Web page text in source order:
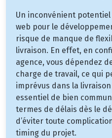
Un inconvénient
web pour le
risque de manque de
livraison. En effet, en
agence, vous dépendez
charge de travail, ce qui
imprévus dans la
essentiel de bien
termes de délais dès le
d’éviter toute
timing du projet.